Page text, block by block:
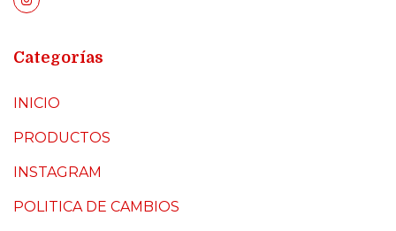
Categorías
INICIO
PRODUCTOS
INSTAGRAM
POLITICA DE CAMBIOS